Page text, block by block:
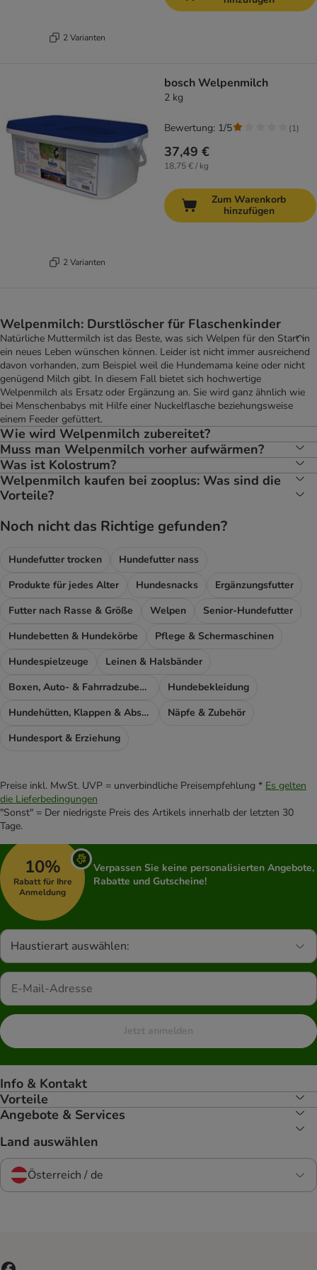
2 Varianten
2 Varianten
bosch Welpenmilch
2 kg
37,49 €
18,75 € / kg
Bewertung: 1/5 (1)
Zum Warenkorb
hinzufügen
Welpenmilch: Durstlöscher für Flaschenkinder
Natürliche Muttermilch ist das Beste, was sich Welpen für den Start in
ein neues Leben wünschen können. Leider ist nicht immer ausreichend
davon vorhanden, zum Beispiel weil die Hundemama keine oder nicht
genügend Milch gibt. In diesem Fall bietet sich hochwertige
Welpenmilch als Ersatz oder Ergänzung an. Sie wird ganz ähnlich wie
bei Menschenbabys mit Hilfe einer Nuckelflasche beziehungsweise
einem Feeder gefüttert.
Wie wird Welpenmilch zubereitet?
Muss man Welpenmilch vorher aufwärmen?
Was ist Kolostrum?
Welpenmilch kaufen bei zooplus: Was sind die
Vorteile?
Noch nicht das Richtige gefunden?
Hundefutter trocken
Hundefutter nass
Produkte für jedes Alter
Hundesnacks
Ergänzungsfutter
Futter nach Rasse & Größe
Welpen
Senior-Hundefutter
Hundebetten & Hundekörbe
Pflege & Schermaschinen
Hundespielzeuge
Leinen & Halsbänder
Boxen, Auto- & Fahrradzubehör
Hundebekleidung
Hundehütten, Klappen & Absperrgitter
Näpfe & Zubehör
Hundesport & Erziehung
Preise inkl. MwSt. UVP = unverbindliche Preisempfehlung * Es gelten
die Lieferbedingungen
"Sonst" = Der niedrigste Preis des Artikels innerhalb der letzten 30
Tage.
10%
Rabatt für Ihre
Anmeldung
Verpassen Sie keine personalisierten Angebote,
Rabatte und Gutscheine!
Haustierart auswählen:
Jetzt anmelden
Info & Kontakt
Vorteile
Angebote & Services
Land auswählen
Österreich / de